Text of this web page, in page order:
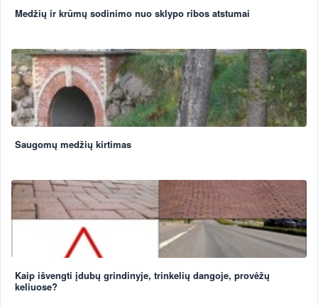
Medžių ir krūmų sodinimo nuo sklypo ribos atstumai
Saugomų medžių kirtimas
Kaip išvengti įdubų grindinyje, trinkelių dangoje, provėžų
keliuose?